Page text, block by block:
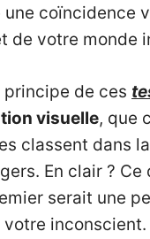
une coïncidence
de votre monde
principe de ces
visuelle, que
classent dans
En clair ? Ce
serait une
inconscient.